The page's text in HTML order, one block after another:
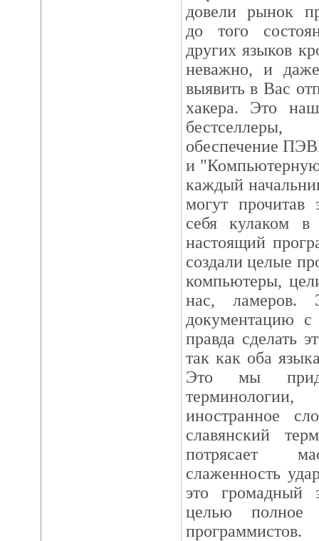
довели рынок
до того
других языков
неважно, и
выявить в Вас
хакера. Это
обеспечение
и
каждый
могут прочитав
себя кулаком
настоящий
создали целые
компьютеры,
нас,
документацию с
правда сделать
так как оба
Это мы
иностранное
славянский
потрясает
слаженность
это громадный
целью полное
программистов.